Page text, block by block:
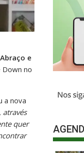
e
no
a nova
através
quer